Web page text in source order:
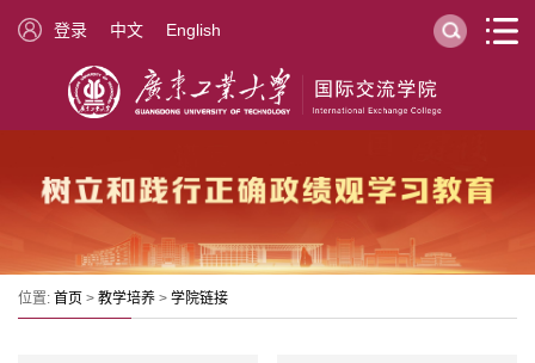
登录 中文 English
位置: 首页 > 教学培养 > 学院链接